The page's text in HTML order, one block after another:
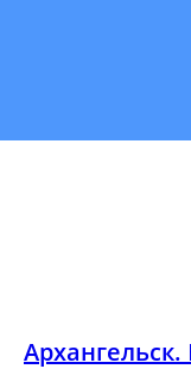
Архангельск.